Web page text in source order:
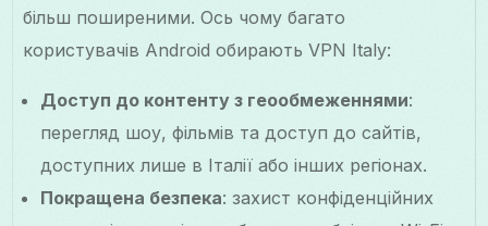
більш поширеними. Ось чому багато
користувачів Android обирають VPN Italy:
Доступ до контенту з геообмеженнями:
перегляд шоу, фільмів та доступ до сайтів,
доступних лише в Італії або інших регіонах.
Покращена безпека: захист конфіденційних